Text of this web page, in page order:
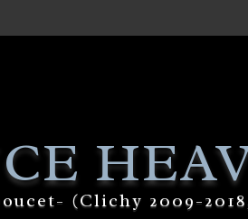
(Clichy 2009-